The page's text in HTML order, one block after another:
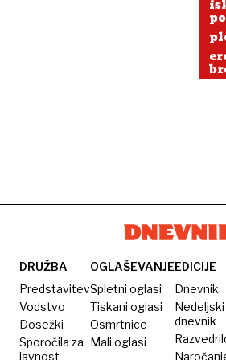
DRUŽBA
Predstavitev
Vodstvo
Dosežki
Sporočila za
javnost
OGLAŠEVANJE
Spletni oglasi
Tiskani oglasi
Osmrtnice
Mali oglasi
EDICIJE
Dnevnik
Nedeljski
dnevnik